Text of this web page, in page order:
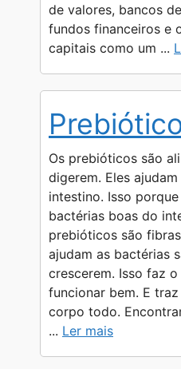
de valores, bancos
fundos financeiros e
capitais como um ...
Os prebióticos são
digerem. Eles
intestino. Isso
bactérias boas do
prebióticos são
ajudam as bactérias
crescerem. Isso faz
funcionar bem. E
corpo todo.
... Ler mais